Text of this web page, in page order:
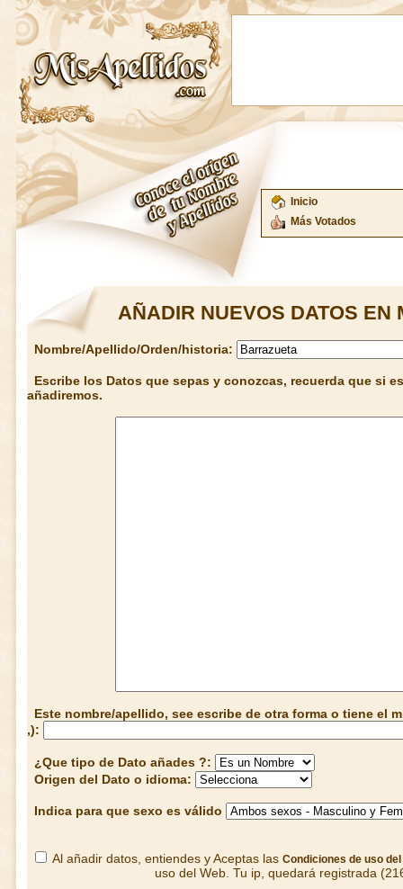
Inicio
Más Votados
AÑADIR NUEVOS DATOS EN
Nombre/Apellido/Orden/historia:
Escribe los Datos que sepas y conozcas, recuerda que si
añadiremos.
Este nombre/apellido, see escribe de otra forma o tiene el
,):
¿Que tipo de Dato añades ?:
Origen del Dato o idioma:
Indica para que sexo es válido
Al añadir datos, entiendes y Aceptas las Condiciones de uso del
uso del Web. Tu ip, quedará registrada